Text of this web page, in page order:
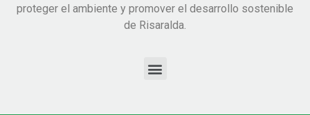
proteger el ambiente y promover el desarrollo sostenible
de Risaralda.